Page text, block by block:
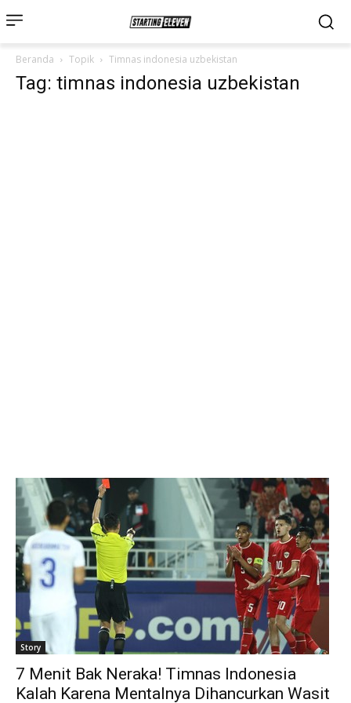
Beranda Topik Timnas indonesia uzbekistan
Tag: timnas indonesia uzbekistan
Story
7 Menit Bak Neraka! Timnas Indonesia
Kalah Karena Mentalnya Dihancurkan Wasit